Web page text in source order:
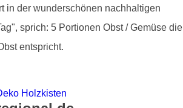
in der wunderschönen nachhaltigen
sprich: 5 Portionen Obst / Gemüse die
entspricht.